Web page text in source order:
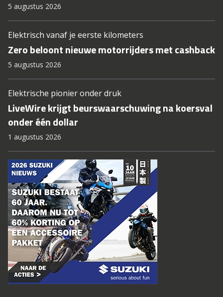
5 augustus 2026
Elektrisch vanaf je eerste kilometers
Zero beloont nieuwe motorrijders met cashback
5 augustus 2026
Elektrische pionier onder druk
LiveWire krijgt beurswaarschuwing na koersval
onder één dollar
1 augustus 2026